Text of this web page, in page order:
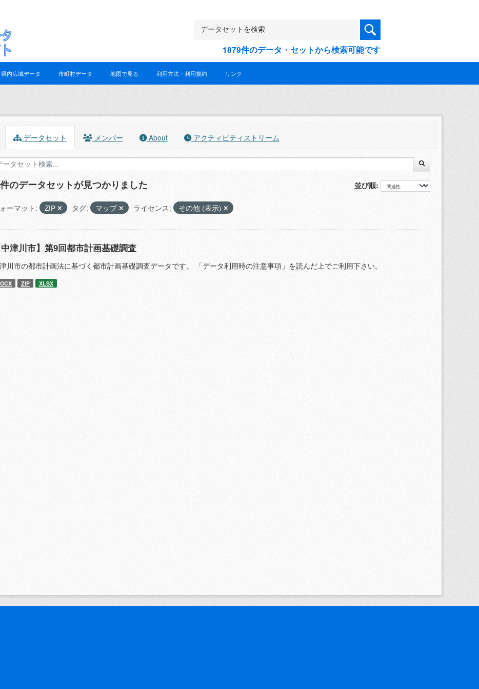
1879件のデータ・セットから検索可能です
県内広域データ 市町村データ 地図で見る 利用方法・利用規約 リンク
データセット メンバー About アクティビティストリーム
並び順
のデータセットが見つかりました
ーマット: ZIP タグ: マップ ライセンス: その他 (表示)
中津川市】第9回都市計画基礎調査
川市の都市計画法に基づく都市計画基礎調査データです。 「データ利用時の注意事項」を読んだ上でご利用下さい。
ZIP XLSX